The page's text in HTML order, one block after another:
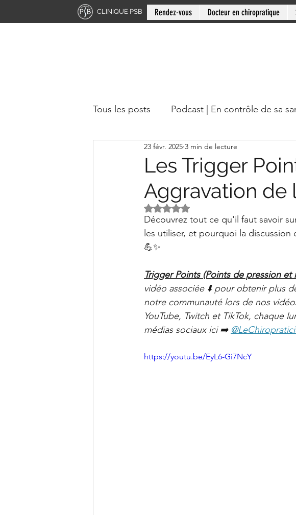
CLINIQUE PSB Rendez-vous Docteur en chiropratique
Tous les posts Podcast | En contrôle de sa
Chiropratique | Région du cou
Docteur en chiropratique Mini-série:
Clinique PSB à Sainte-Julie: Offres La
Les Trigger
Aggravation de
23 févr. 2025 3 min de lecture
Noté NaN étoiles sur 5.
Découvrez tout ce qu'il faut savoir
les utiliser, et pourquoi la
💪✨
Trigger Points (Points de pression et
vidéo associée ⬇️ pour obtenir plus
notre communauté lors de nos
YouTube, Twitch et TikTok, chaque
médias sociaux ici ➡️
https://youtu.be/EyL6-Gi7NcY